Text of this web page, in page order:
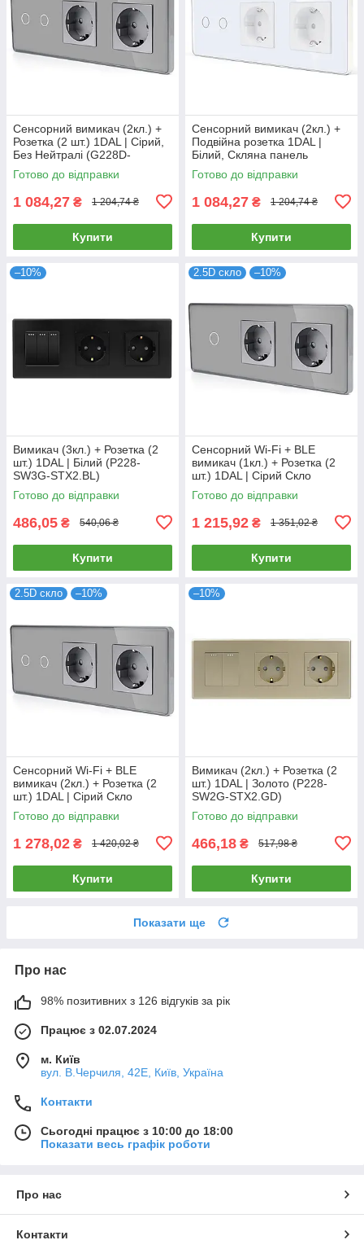
Сенсорний вимикач (2кл.) +
Розетка (2 шт.) 1DAL | Сірий,
Без Нейтралі (G228D-
SW2G.SL-STX2.GR)
Готово до відправки
1 084,27 ₴ 1 204,74 ₴
Купити
Сенсорний вимикач (2кл.) +
Подвійна розетка 1DAL |
Білий, Скляна панель
(G228D-SW2G-STX2.WT)
Готово до відправки
1 084,27 ₴ 1 204,74 ₴
Купити
–10%
Вимикач (3кл.) + Розетка (2
шт.) 1DAL | Білий (P228-
SW3G-STX2.BL)
Готово до відправки
486,05 ₴ 540,06 ₴
Купити
2.5D скло –10%
Сенсорний Wi-Fi + BLE
вимикач (1кл.) + Розетка (2
шт.) 1DAL | Сірий Скло
(G228D-SW1G.WF-STX2.GR)
Готово до відправки
1 215,92 ₴ 1 351,02 ₴
Купити
2.5D скло –10%
Сенсорний Wi-Fi + BLE
вимикач (2кл.) + Розетка (2
шт.) 1DAL | Сірий Скло
(G228D-SW2G.WF-STX2.GR)
Готово до відправки
1 278,02 ₴ 1 420,02 ₴
Купити
–10%
Вимикач (2кл.) + Розетка (2
шт.) 1DAL | Золото (P228-
SW2G-STX2.GD)
Готово до відправки
466,18 ₴ 517,98 ₴
Купити
Показати ще
Про нас
98% позитивних з 126 відгуків за рік
Працює з 02.07.2024
м. Київ
вул. В.Черчиля, 42Е, Київ, Україна
Контакти
Сьогодні працює з 10:00 до 18:00
Показати весь графік роботи
Про нас
Контакти